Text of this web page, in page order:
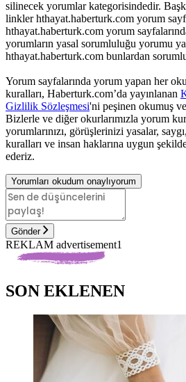
silinecek yorumlar kategorisindedir.
linkler hthayat.haberturk.com yorum
hthayat.haberturk.com yorum
yorumların yasal sorumluluğu yorumu
hthayat.haberturk.com bunlardan
Yorum sayfalarında yorum yapan her
kuralları, Haberturk.com’da yayınlanan
Gizlilik Sözleşmesi'ni peşinen okumuş
Bizlerle ve diğer okurlarımızla yorum
yorumlarınızı, görüşlerinizi yasalar,
kuralları ve insan haklarına uygun
ederiz.
Yorumları okudum onaylıyorum
Gönder
REKLAM advertisement1
SON EKLENEN